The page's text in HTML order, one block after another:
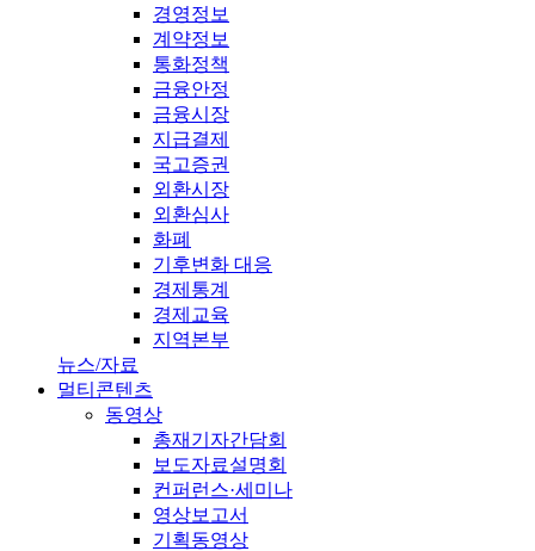
경영정보
계약정보
통화정책
금융안정
금융시장
지급결제
국고증권
외환시장
외환심사
화폐
기후변화 대응
경제통계
경제교육
지역본부
뉴스/자료
멀티콘텐츠
동영상
총재기자간담회
보도자료설명회
컨퍼런스·세미나
영상보고서
기획동영상